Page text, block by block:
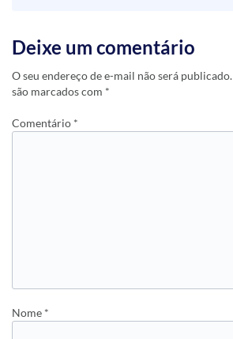
Deixe um comentário
O seu endereço de e-mail não será publicado.
são marcados com *
Comentário *
Nome *